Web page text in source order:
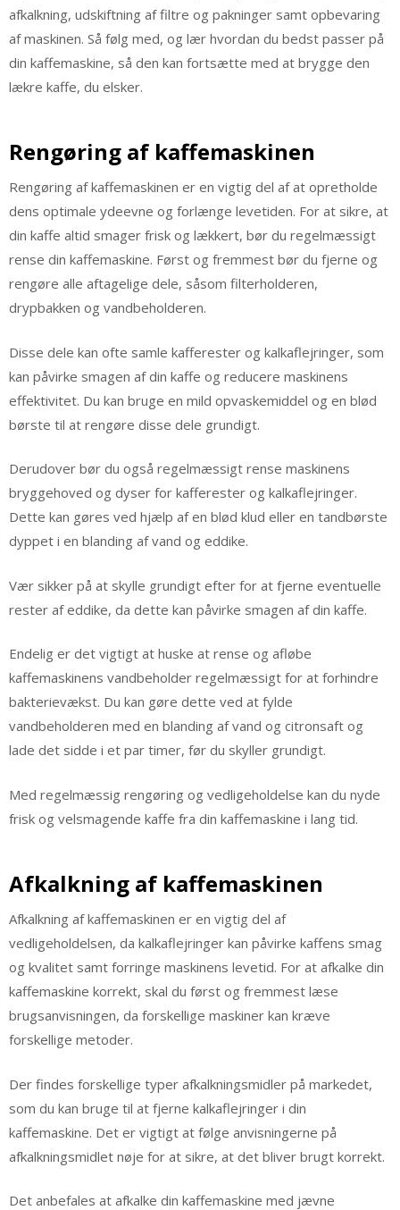
afkalkning, udskiftning af filtre og pakninger samt opbevaring
af maskinen. Så følg med, og lær hvordan du bedst passer på
din kaffemaskine, så den kan fortsætte med at brygge den
lækre kaffe, du elsker.
Rengøring af kaffemaskinen
Rengøring af kaffemaskinen er en vigtig del af at opretholde
dens optimale ydeevne og forlænge levetiden. For at sikre, at
din kaffe altid smager frisk og lækkert, bør du regelmæssigt
rense din kaffemaskine. Først og fremmest bør du fjerne og
rengøre alle aftagelige dele, såsom filterholderen,
drypbakken og vandbeholderen.
Disse dele kan ofte samle kafferester og kalkaflejringer, som
kan påvirke smagen af din kaffe og reducere maskinens
effektivitet. Du kan bruge en mild opvaskemiddel og en blød
børste til at rengøre disse dele grundigt.
Derudover bør du også regelmæssigt rense maskinens
bryggehoved og dyser for kafferester og kalkaflejringer.
Dette kan gøres ved hjælp af en blød klud eller en tandbørste
dyppet i en blanding af vand og eddike.
Vær sikker på at skylle grundigt efter for at fjerne eventuelle
rester af eddike, da dette kan påvirke smagen af din kaffe.
Endelig er det vigtigt at huske at rense og afløbe
kaffemaskinens vandbeholder regelmæssigt for at forhindre
bakterievækst. Du kan gøre dette ved at fylde
vandbeholderen med en blanding af vand og citronsaft og
lade det sidde i et par timer, før du skyller grundigt.
Med regelmæssig rengøring og vedligeholdelse kan du nyde
frisk og velsmagende kaffe fra din kaffemaskine i lang tid.
Afkalkning af kaffemaskinen
Afkalkning af kaffemaskinen er en vigtig del af
vedligeholdelsen, da kalkaflejringer kan påvirke kaffens smag
og kvalitet samt forringe maskinens levetid. For at afkalke din
kaffemaskine korrekt, skal du først og fremmest læse
brugsanvisningen, da forskellige maskiner kan kræve
forskellige metoder.
Der findes forskellige typer afkalkningsmidler på markedet,
som du kan bruge til at fjerne kalkaflejringer i din
kaffemaskine. Det er vigtigt at følge anvisningerne på
afkalkningsmidlet nøje for at sikre, at det bliver brugt korrekt.
Det anbefales at afkalke din kaffemaskine med jævne